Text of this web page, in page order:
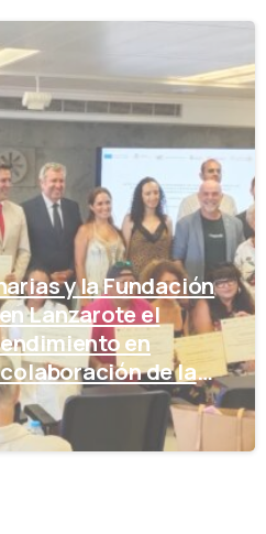
y la Fundación
Lanzarote el
en
de la